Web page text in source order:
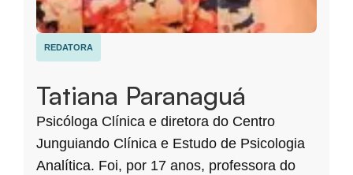
REDATORA
Tatiana Paranaguá
Psicóloga Clínica e diretora do Centro
Junguiando Clínica e Estudo de Psicologia
Analítica. Foi, por 17 anos, professora do